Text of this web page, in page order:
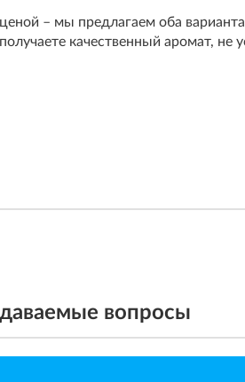
– мы предлагаем оба
качественный аромат,
вопросы